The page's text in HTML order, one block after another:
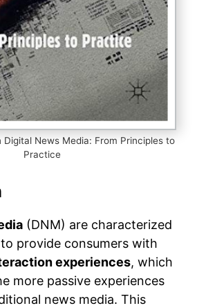
News Media: From Principles to
Practice
(DNM) are characterized
provide consumers with
experiences, which
more passive experiences
news media. This